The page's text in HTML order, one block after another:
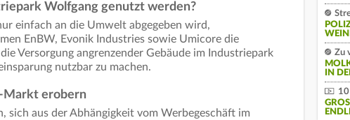
Wolfgang genutzt werden?
einfach an die Umwelt abgegeben wird,
EnBW, Evonik Industries sowie Umicore die
Versorgung angrenzender Gebäude im Industriepark
nutzbar zu machen.
Markt erobern
sich aus der Abhängigkeit vom Werbegeschäft im
Zu
IN